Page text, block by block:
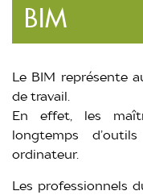
BIM
Le BIM représente
de travail.
En effet, les
longtemps
ordinateur.
Les professionnels